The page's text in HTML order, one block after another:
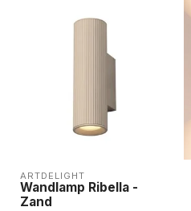
ARTDELIGHT
Wandlamp Ribella -
Zand